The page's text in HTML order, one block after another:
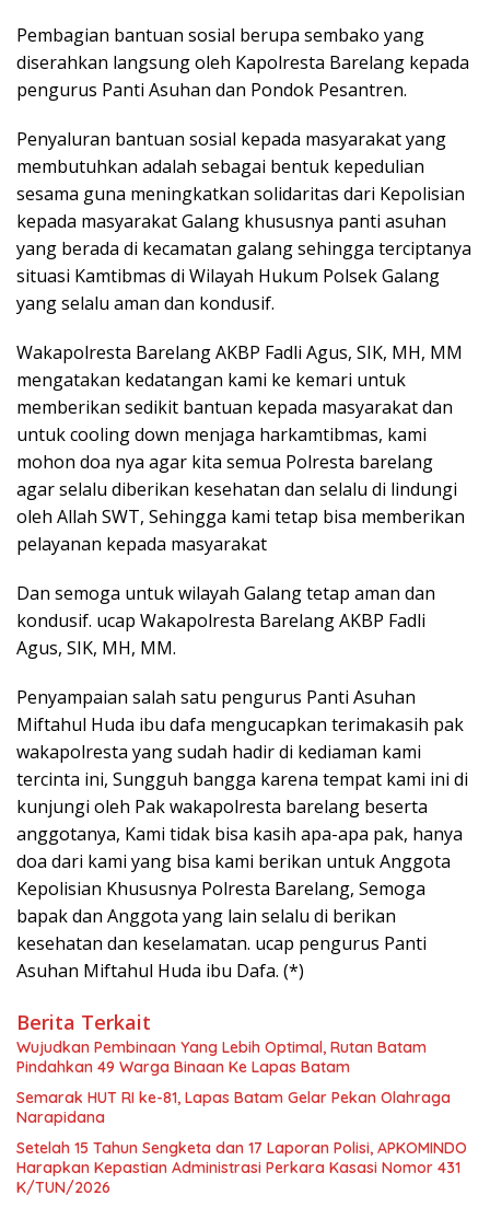
Pembagian bantuan sosial berupa sembako yang
diserahkan langsung oleh Kapolresta Barelang kepada
pengurus Panti Asuhan dan Pondok Pesantren.
Penyaluran bantuan sosial kepada masyarakat yang
membutuhkan adalah sebagai bentuk kepedulian
sesama guna meningkatkan solidaritas dari Kepolisian
kepada masyarakat Galang khususnya panti asuhan
yang berada di kecamatan galang sehingga terciptanya
situasi Kamtibmas di Wilayah Hukum Polsek Galang
yang selalu aman dan kondusif.
Wakapolresta Barelang AKBP Fadli Agus, SIK, MH, MM
mengatakan kedatangan kami ke kemari untuk
memberikan sedikit bantuan kepada masyarakat dan
untuk cooling down menjaga harkamtibmas, kami
mohon doa nya agar kita semua Polresta barelang
agar selalu diberikan kesehatan dan selalu di lindungi
oleh Allah SWT, Sehingga kami tetap bisa memberikan
pelayanan kepada masyarakat
Dan semoga untuk wilayah Galang tetap aman dan
kondusif. ucap Wakapolresta Barelang AKBP Fadli
Agus, SIK, MH, MM.
Penyampaian salah satu pengurus Panti Asuhan
Miftahul Huda ibu dafa mengucapkan terimakasih pak
wakapolresta yang sudah hadir di kediaman kami
tercinta ini, Sungguh bangga karena tempat kami ini di
kunjungi oleh Pak wakapolresta barelang beserta
anggotanya, Kami tidak bisa kasih apa-apa pak, hanya
doa dari kami yang bisa kami berikan untuk Anggota
Kepolisian Khususnya Polresta Barelang, Semoga
bapak dan Anggota yang lain selalu di berikan
kesehatan dan keselamatan. ucap pengurus Panti
Asuhan Miftahul Huda ibu Dafa. (*)
Berita Terkait
Wujudkan Pembinaan Yang Lebih Optimal, Rutan Batam
Pindahkan 49 Warga Binaan Ke Lapas Batam
Semarak HUT RI ke-81, Lapas Batam Gelar Pekan Olahraga
Narapidana
Setelah 15 Tahun Sengketa dan 17 Laporan Polisi, APKOMINDO
Harapkan Kepastian Administrasi Perkara Kasasi Nomor 431
K/TUN/2026